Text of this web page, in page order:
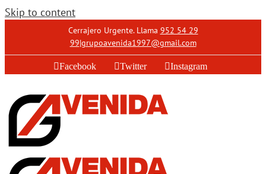
Skip to content
Cerrajero Urgente. Llama 952 54 29
99|grupoavenida1997@gmail.com
Facebook Twitter Instagram